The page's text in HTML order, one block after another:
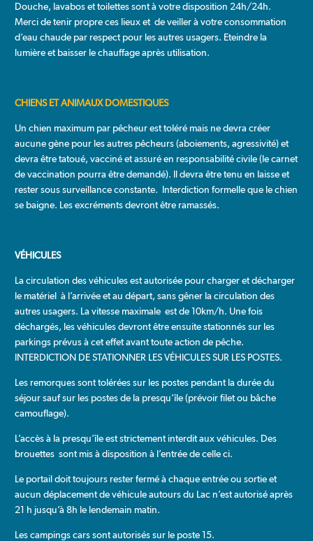
Douche, lavabos et toilettes sont à votre disposition 24h/24h.
Merci de tenir propre ces lieux et de veiller à votre consommation
d’eau chaude par respect pour les autres usagers. Eteindre la
lumière et baisser le chauffage après utilisation.
CHIENS ET ANIMAUX DOMESTIQUES
Un chien maximum par pêcheur est toléré mais ne devra créer
aucune gène pour les autres pêcheurs (aboiements, agressivité) et
devra être tatoué, vacciné et assuré en responsabilité civile (le carnet
de vaccination pourra être demandé). Il devra être tenu en laisse et
rester sous surveillance constante. Interdiction formelle que le chien
se baigne. Les excréments devront être ramassés.
VÉHICULES
La circulation des véhicules est autorisée pour charger et décharger
le matériel à l’arrivée et au départ, sans gêner la circulation des
autres usagers. La vitesse maximale est de 10km/h. Une fois
déchargés, les véhicules devront être ensuite stationnés sur les
parkings prévus à cet effet avant toute action de pêche.
INTERDICTION DE STATIONNER LES VÉHICULES SUR LES POSTES.
Les remorques sont tolérées sur les postes pendant la durée du
séjour sauf sur les postes de la presqu’île (prévoir filet ou bâche
camouflage).
L’accès à la presqu’île est strictement interdit aux véhicules. Des
brouettes sont mis à disposition à l’entrée de celle ci.
Le portail doit toujours rester fermé à chaque entrée ou sortie et
aucun déplacement de véhicule autours du Lac n’est autorisé après
21 h jusqu’à 8h le lendemain matin.
Les campings cars sont autorisés sur le poste 15.